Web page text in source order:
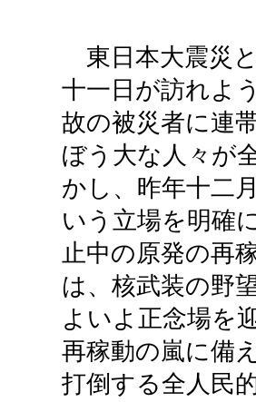
東日本大震災
十一日が訪れよ
故の被災者に連
ぼう大な人々が
かし、昨年十二
いう立場を明確
止中の原発の再
は、核武装の野
よいよ正念場を
再稼動の嵐に備
打倒する全人民